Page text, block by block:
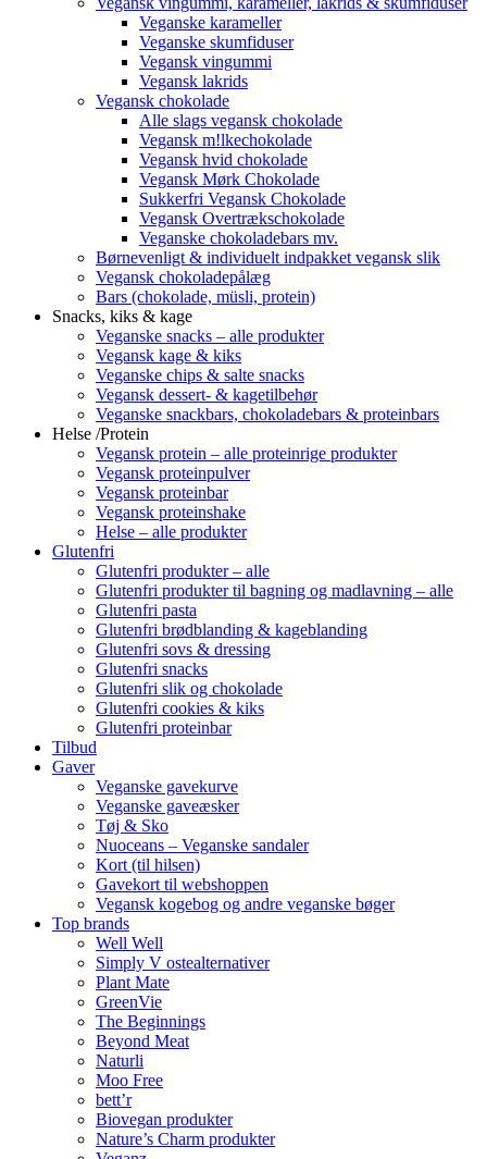
Veganske karameller
Veganske skumfiduser
Vegansk vingummi
Vegansk lakrids
Vegansk chokolade
Alle slags vegansk chokolade
Vegansk m!lkechokolade
Vegansk hvid chokolade
Vegansk Mørk Chokolade
Sukkerfri Vegansk Chokolade
Vegansk Overtrækschokolade
Veganske chokoladebars mv.
Børnevenligt & individuelt indpakket vegansk slik
Vegansk chokoladepålæg
Bars (chokolade, müsli, protein)
Snacks, kiks & kage
Veganske snacks – alle produkter
Vegansk kage & kiks
Veganske chips & salte snacks
Vegansk dessert- & kagetilbehør
Veganske snackbars, chokoladebars & proteinbars
Helse /Protein
Vegansk protein – alle proteinrige produkter
Vegansk proteinpulver
Vegansk proteinbar
Vegansk proteinshake
Helse – alle produkter
Glutenfri
Glutenfri produkter – alle
Glutenfri produkter til bagning og madlavning – alle
Glutenfri pasta
Glutenfri brødblanding & kageblanding
Glutenfri sovs & dressing
Glutenfri snacks
Glutenfri slik og chokolade
Glutenfri cookies & kiks
Glutenfri proteinbar
Tilbud
Gaver
Veganske gavekurve
Veganske gaveæsker
Tøj & Sko
Nuoceans – Veganske sandaler
Kort (til hilsen)
Gavekort til webshoppen
Vegansk kogebog og andre veganske bøger
Top brands
Well Well
Simply V ostealternativer
Plant Mate
GreenVie
The Beginnings
Beyond Meat
Naturli
Moo Free
bett’r
Biovegan produkter
Nature’s Charm produkter